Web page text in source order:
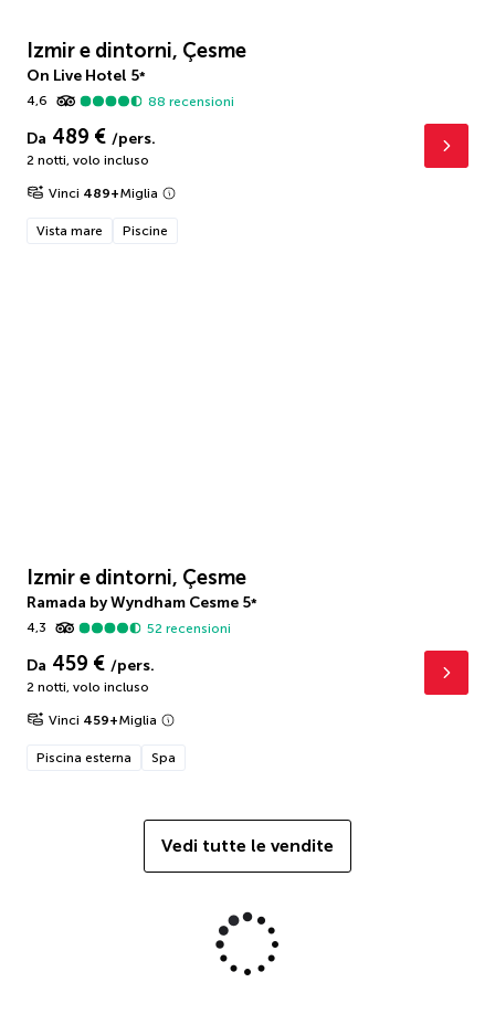
Izmir e dintorni, Çesme
On Live Hotel 5*
4,6
88 recensioni
Da 489 € /pers.
2 notti, volo incluso
Vinci 489+Miglia
Vista mare Piscine
Izmir e dintorni, Çesme
Ramada by Wyndham Cesme 5*
4,3
52 recensioni
Da 459 € /pers.
2 notti, volo incluso
Vinci 459+Miglia
Piscina esterna Spa
Vedi tutte le vendite